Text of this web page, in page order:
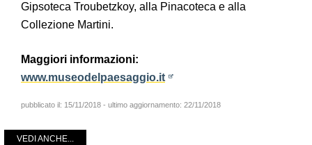
Gipsoteca Troubetzkoy, alla Pinacoteca e alla
Collezione Martini.
Maggiori informazioni:
www.museodelpaesaggio.it
pubblicato il: 15/11/2018 - ultimo aggiornamento: 22/11/2018
VEDI ANCHE...